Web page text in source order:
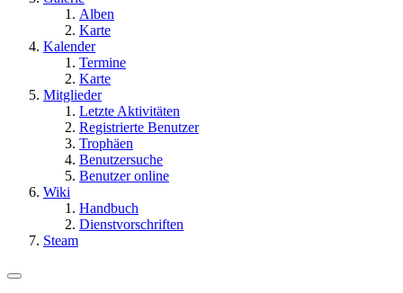
Alben
Karte
Kalender
Termine
Karte
Mitglieder
Letzte Aktivitäten
Registrierte Benutzer
Trophäen
Benutzersuche
Benutzer online
Wiki
Handbuch
Dienstvorschriften
Steam